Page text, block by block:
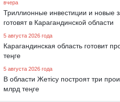
вчера
Триллионные инвестиции и новые
готовят в Карагандинской области
5 августа 2026 года
Карагандинская область готовит
теңге
5 августа 2026 года
В области Жетісу построят три
млрд теңге